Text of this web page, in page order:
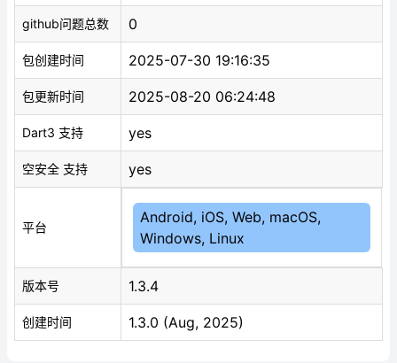
github问题总数 0
包创建时间 2025-07-30 19:16:35
包更新时间 2025-08-20 06:24:48
Dart3 支持 yes
空安全 支持 yes
平台
Android, iOS, Web, macOS,
Windows, Linux
版本号 1.3.4
创建时间 1.3.0 (Aug, 2025)